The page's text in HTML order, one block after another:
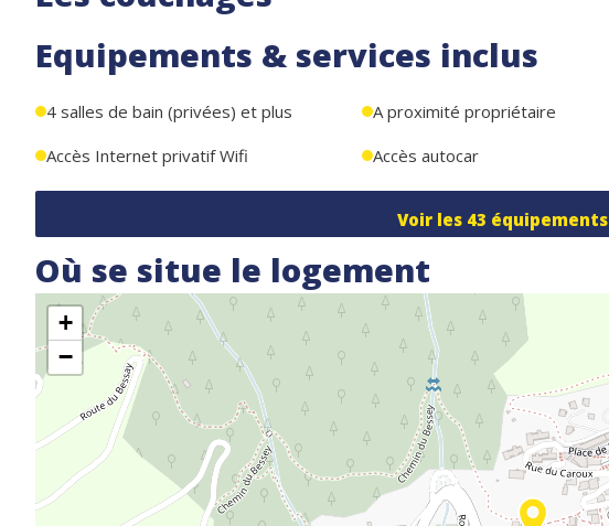
Equipements & services inclus
4 salles de bain (privées) et plus A proximité propriétaire
Accès Internet privatif Wifi
Accès autocar
Voir les 43 équipements
Où se situe le logement
+
−